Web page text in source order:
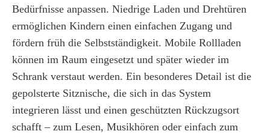
Bedürfnisse anpassen. Niedrige Laden und Drehtüren
ermöglichen Kindern einen einfachen Zugang und
fördern früh die Selbstständigkeit. Mobile Rollladen
können im Raum eingesetzt und später wieder im
Schrank verstaut werden. Ein besonderes Detail ist die
gepolsterte Sitznische, die sich in das System
integrieren lässt und einen geschützten Rückzugsort
schafft – zum Lesen, Musikhören oder einfach zum